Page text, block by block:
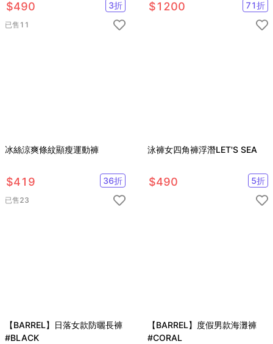
$490 3折
已售 11
$1200 71折
冰絲涼爽條紋顯瘦運動褲
$419 36折
已售23
泳褲女四角褲浮潛LET'S SEA
$490 5折
【BARREL】日落女款防曬長褲
#BLACK
【BARREL】度假男款海灘褲
#CORAL